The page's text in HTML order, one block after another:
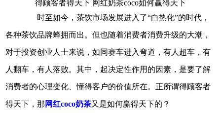
得顾客者得天下 网红奶茶coco如何赢得天下
时至如今，茶饮市场发展进入了“白热化”的时代，
各种茶饮品牌蜂拥而出。但也随着消费者消费升级的大潮，
对于投资创业人士来说，如同赛车进入弯道，有人超车，有
人翻车，有人落败。其中，起决定性作用的因素，是要了解
消费者的心理变化、懂得客户的价值所在。正所谓得顾客者
得天下，那 网红coco奶茶又是如何赢得天下的？